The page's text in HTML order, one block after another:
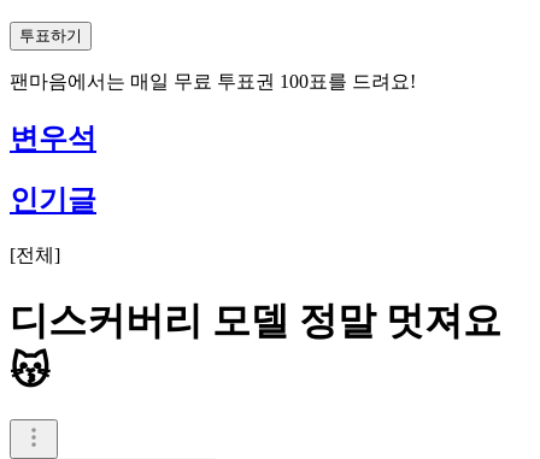
투표하기
팬마음에서는 매일 무료 투표권 100표를 드려요!
변우석
인기글
[전체 ]
디스커버리 모델 정말 멋져요
😽